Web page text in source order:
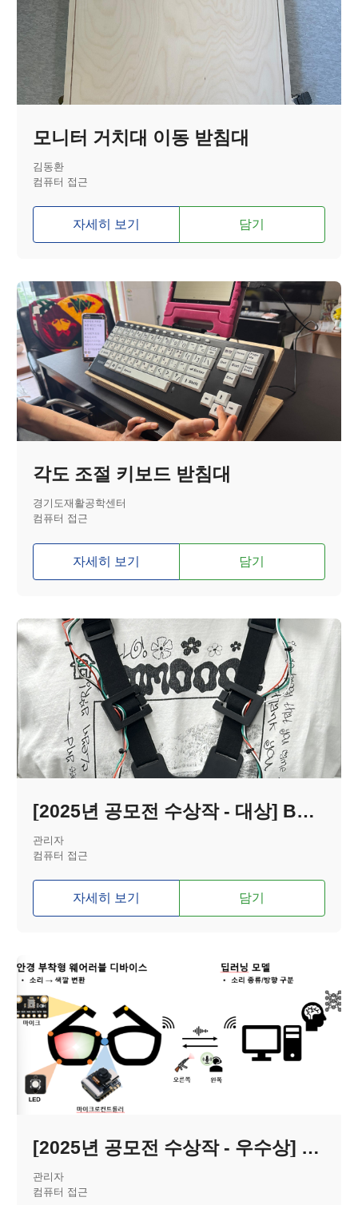
모니터 거치대 이동 받침대
김동환
컴퓨터 접근
자세히 보기 담기
각도 조절 키보드 받침대
경기도재활공학센터
컴퓨터 접근
자세히 보기 담기
[2025년 공모전 수상작 - 대상] BRG(장애인 레이싱 게임 보조기기)
관리자
컴퓨터 접근
자세히 보기 담기
[2025년 공모전 수상작 - 우수상] 소리를 색깔로, 사운드 글래스(Sound glass)
관리자
컴퓨터 접근